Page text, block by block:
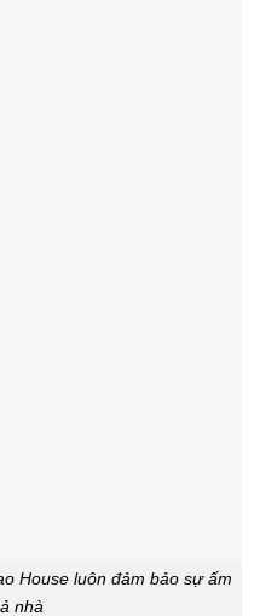
House luôn đảm bảo sự ấm
nhà